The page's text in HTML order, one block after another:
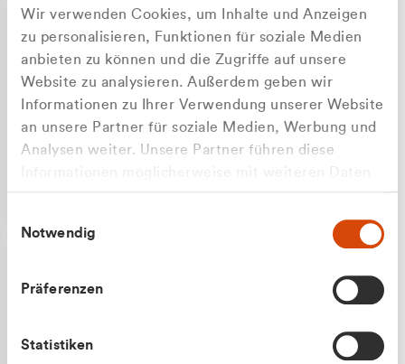
Wir verwenden Cookies, um Inhalte und Anzeigen
zu personalisieren, Funktionen für soziale Medien
anbieten zu können und die Zugriffe auf unsere
Website zu analysieren. Außerdem geben wir
Informationen zu Ihrer Verwendung unserer Website
an unsere Partner für soziale Medien, Werbung und
Analysen weiter. Unsere Partner führen diese
gesammelt haben.
Notwendig
Präferenzen
Statistiken
Apilash Balanesan